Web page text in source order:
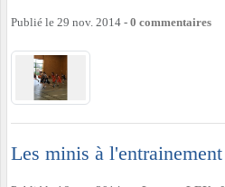
Publié le 29 nov. 2014 - 0 commentaires
Les minis à l'entrainement